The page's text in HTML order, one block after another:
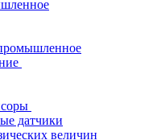
датчики
величин